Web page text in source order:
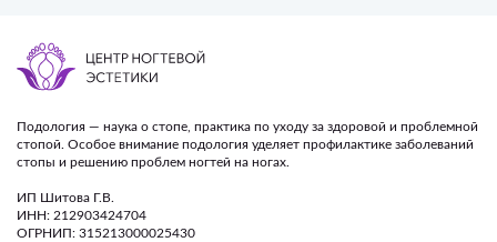
Подология — наука о стопе, практика по уходу за здоровой и проблемной
стопой. Особое внимание подология уделяет профилактике заболеваний
стопы и решению проблем ногтей на ногах.
ИП Шитова Г.В.
ИНН: 212903424704
ОГРНИП: 315213000025430